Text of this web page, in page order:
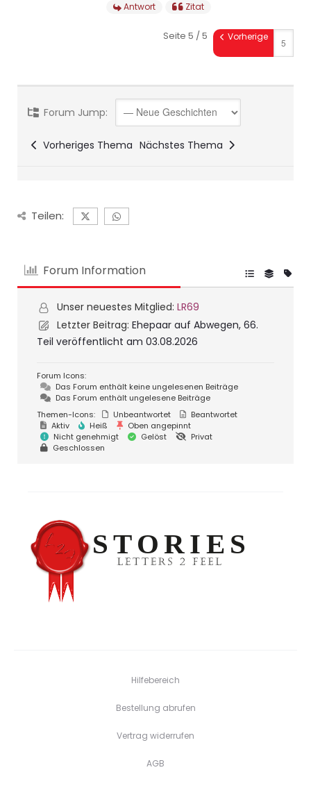
Antwort Zitat
Seite 5 / 5 Vorherige
Forum Jump:
Vorheriges Thema Nächstes Thema
Teilen:
Forum Information
Unser neuestes Mitglied: LR69
Letzter Beitrag: Ehepaar auf Abwegen, 66.
Teil veröffentlicht am 03.08.2026
Forum Icons:
Das Forum enthält keine ungelesenen Beiträge
Das Forum enthält ungelesene Beiträge
Themen-Icons:
Unbeantwortet
Beantwortet
Aktiv
Heiß
Oben angepinnt
Nicht genehmigt
Gelöst
Privat
Geschlossen
Hilfebereich
Bestellung abrufen
Vertrag widerrufen
AGB